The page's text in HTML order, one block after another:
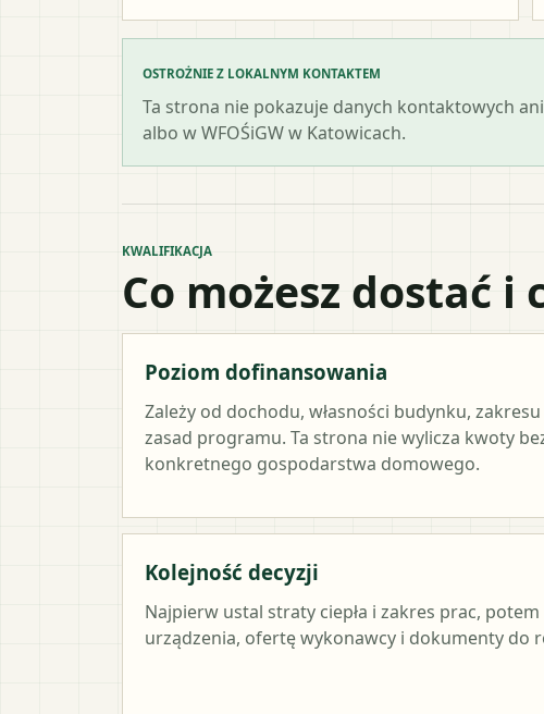
OSTROŻNIE Z LOKALNYM KONTAKTEM
Ta strona nie pokazuje danych kontaktowych
albo w WFOŚiGW w Katowicach.
KWALIFIKACJA
Co możesz dostać
Poziom dofinansowania
Zależy od dochodu, własności budynku,
zasad programu. Ta strona nie wylicza kwoty
konkretnego gospodarstwa domowego.
Kolejność decyzji
Najpierw ustal straty ciepła i zakres prac,
urządzenia, ofertę wykonawcy i dokumenty do